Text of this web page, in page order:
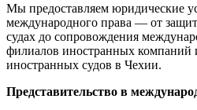
Мы предоставляем юридические
международного права — от
судах до сопровождения
филиалов иностранных компаний
иностранных судов в Чехии.
Представительство в